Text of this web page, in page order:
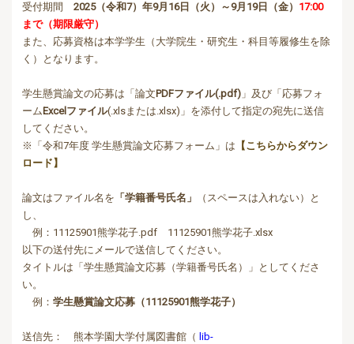
受付期間 2025（令和7）年9月16日（火）～9月19日（金） 17:00
まで（期限厳守）
また、応募資格は本学学生（大学院生・研究生・科目等履修生を除
く）となります。
学生懸賞論文の応募は「論文PDFファイル(.pdf) 」及び「応募フォ
ームExcelファイル(.xlsまたは.xlsx)」を添付して指定の宛先に送信
してください。
※「令和7年度 学生懸賞論文応募フォーム」は 【こちらからダウン
ロード】
論文はファイル名を 「学籍番号氏名」
（スペースは入れない）と
し、
例：11125901熊学花子.pdf 11125901熊学花子.xlsx
以下の送付先にメールで送信してください。
タイトルは「学生懸賞論文応募（学籍番号氏名）」としてくださ
い。
例： 学生懸賞論文応募（11125901熊学花子）
送信先： 熊本学園大学付属図書館（ lib-